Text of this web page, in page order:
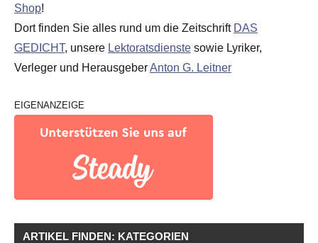
Shop!
Dort finden Sie alles rund um die Zeitschrift DAS
GEDICHT, unsere Lektoratsdienste sowie Lyriker,
Verleger und HerausgeberAnton G. Leitner
EIGENANZEIGE
ARTIKEL FINDEN: KATEGORIEN